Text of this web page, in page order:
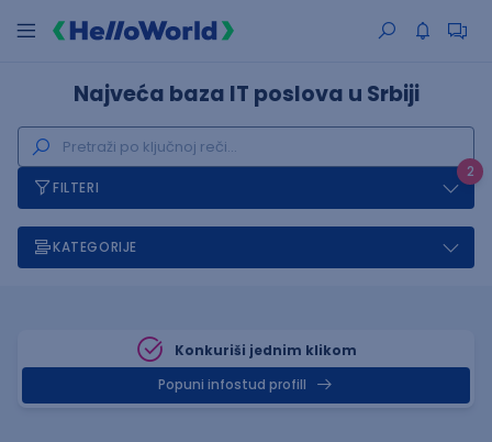
Najveća baza IT poslova u Srbiji
2
FILTERI
KATEGORIJE
Konkuriši jednim klikom
Popuni infostud profill